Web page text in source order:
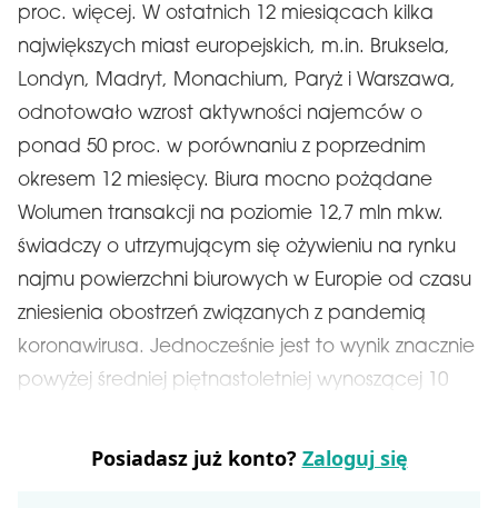
proc. więcej. W ostatnich 12 miesiącach kilka
największych miast europejskich, m.in. Bruksela,
Londyn, Madryt, Monachium, Paryż i Warszawa,
odnotowało wzrost aktywności najemców o
ponad 50 proc. w porównaniu z poprzednim
okresem 12 miesięcy. Biura mocno pożądane
Wolumen transakcji na poziomie 12,7 mln mkw.
świadczy o utrzymującym się ożywieniu na rynku
najmu powierzchni biurowych w Europie od czasu
zniesienia obostrzeń związanych z pandemią
koronawirusa. Jednocześnie jest to wynik znacznie
powyżej średniej piętnastoletniej wynoszącej 10
Posiadasz już konto? Zaloguj się